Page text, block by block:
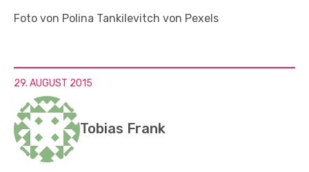
Foto von Polina Tankilevitch von Pexels
29. AUGUST 2015
Tobias Frank